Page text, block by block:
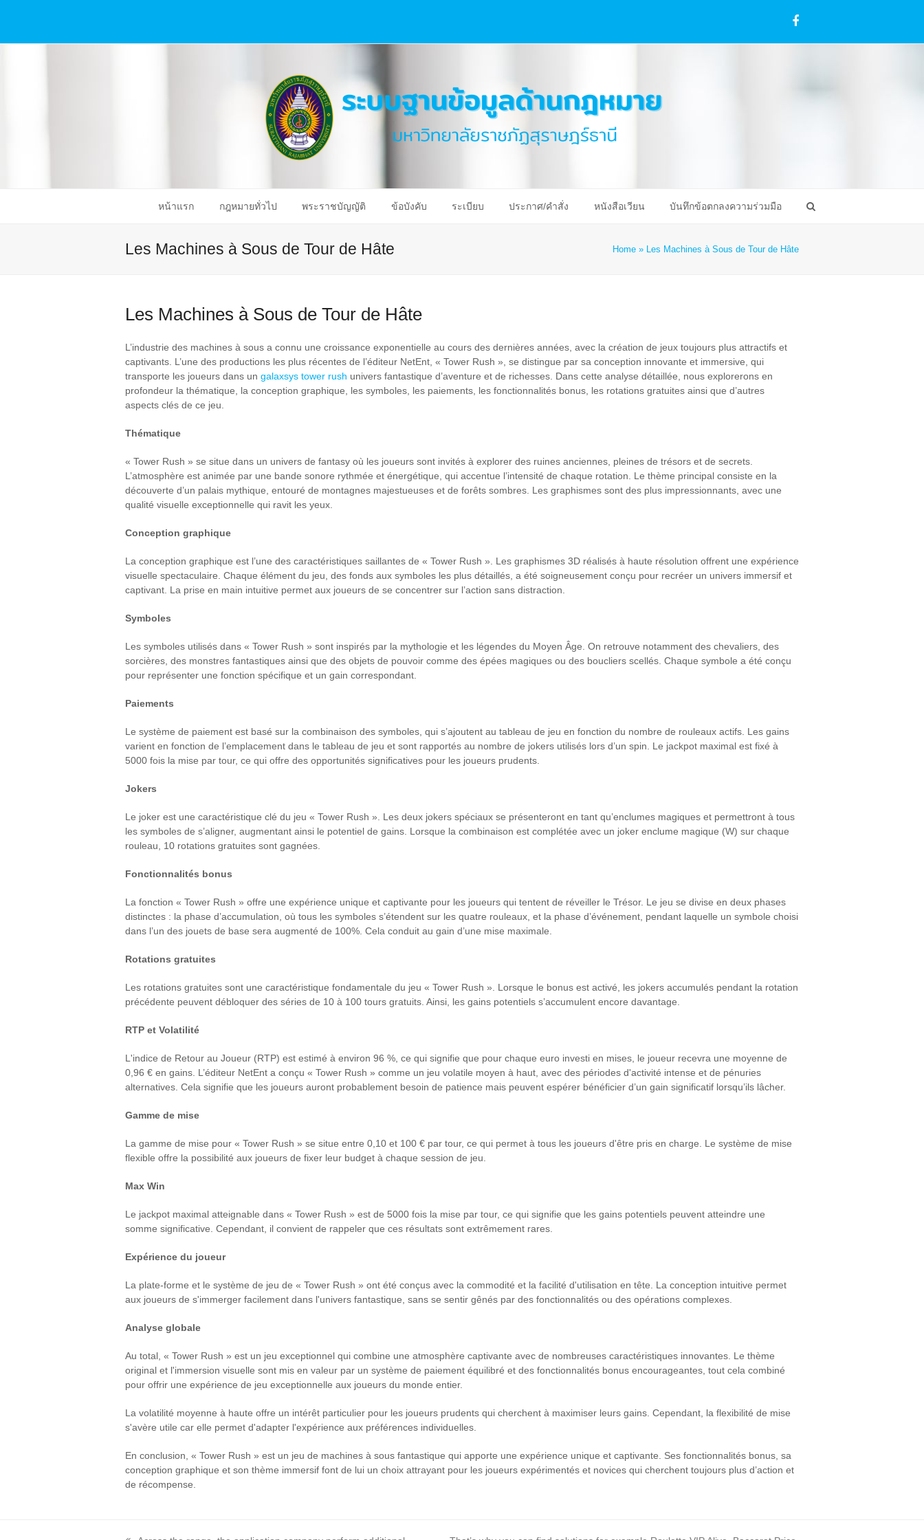
Facebook
หน้าแรก กฎหมายทั่วไป พระราชบัญญัติ ข้อบังคับ ระเบียบ ประกาศ/คำสั่ง หนังสือเวียน บันทึกข้อตกลงความร่วมมือ
Les Machines à Sous de Tour de Hâte Home » Les Machines à Sous de Tour de Hâte
Les Machines à Sous de Tour de Hâte
L’industrie des machines à sous a connu une croissance exponentielle au cours des dernières années, avec la création de jeux toujours plus attractifs et
captivants. L’une des productions les plus récentes de l’éditeur NetEnt, « Tower Rush », se distingue par sa conception innovante et immersive, qui
transporte les joueurs dans un galaxsys tower rush univers fantastique d’aventure et de richesses. Dans cette analyse détaillée, nous explorerons en
profondeur la thématique, la conception graphique, les symboles, les paiements, les fonctionnalités bonus, les rotations gratuites ainsi que d’autres
aspects clés de ce jeu.
Thématique
« Tower Rush » se situe dans un univers de fantasy où les joueurs sont invités à explorer des ruines anciennes, pleines de trésors et de secrets.
L’atmosphère est animée par une bande sonore rythmée et énergétique, qui accentue l’intensité de chaque rotation. Le thème principal consiste en la
découverte d’un palais mythique, entouré de montagnes majestueuses et de forêts sombres. Les graphismes sont des plus impressionnants, avec une
qualité visuelle exceptionnelle qui ravit les yeux.
Conception graphique
La conception graphique est l’une des caractéristiques saillantes de « Tower Rush ». Les graphismes 3D réalisés à haute résolution offrent une expérience
visuelle spectaculaire. Chaque élément du jeu, des fonds aux symboles les plus détaillés, a été soigneusement conçu pour recréer un univers immersif et
captivant. La prise en main intuitive permet aux joueurs de se concentrer sur l’action sans distraction.
Symboles
Les symboles utilisés dans « Tower Rush » sont inspirés par la mythologie et les légendes du Moyen Âge. On retrouve notamment des chevaliers, des
sorcières, des monstres fantastiques ainsi que des objets de pouvoir comme des épées magiques ou des boucliers scellés. Chaque symbole a été conçu
pour représenter une fonction spécifique et un gain correspondant.
Paiements
Le système de paiement est basé sur la combinaison des symboles, qui s’ajoutent au tableau de jeu en fonction du nombre de rouleaux actifs. Les gains
varient en fonction de l’emplacement dans le tableau de jeu et sont rapportés au nombre de jokers utilisés lors d’un spin. Le jackpot maximal est fixé à
5000 fois la mise par tour, ce qui offre des opportunités significatives pour les joueurs prudents.
Jokers
Le joker est une caractéristique clé du jeu « Tower Rush ». Les deux jokers spéciaux se présenteront en tant qu’enclumes magiques et permettront à tous
les symboles de s’aligner, augmentant ainsi le potentiel de gains. Lorsque la combinaison est complétée avec un joker enclume magique (W) sur chaque
rouleau, 10 rotations gratuites sont gagnées.
Fonctionnalités bonus
La fonction « Tower Rush » offre une expérience unique et captivante pour les joueurs qui tentent de réveiller le Trésor. Le jeu se divise en deux phases
distinctes : la phase d’accumulation, où tous les symboles s’étendent sur les quatre rouleaux, et la phase d’événement, pendant laquelle un symbole choisi
dans l’un des jouets de base sera augmenté de 100%. Cela conduit au gain d’une mise maximale.
Rotations gratuites
Les rotations gratuites sont une caractéristique fondamentale du jeu « Tower Rush ». Lorsque le bonus est activé, les jokers accumulés pendant la rotation
précédente peuvent débloquer des séries de 10 à 100 tours gratuits. Ainsi, les gains potentiels s’accumulent encore davantage.
RTP et Volatilité
L'indice de Retour au Joueur (RTP) est estimé à environ 96 %, ce qui signifie que pour chaque euro investi en mises, le joueur recevra une moyenne de
0,96 € en gains. L’éditeur NetEnt a conçu « Tower Rush » comme un jeu volatile moyen à haut, avec des périodes d'activité intense et de pénuries
alternatives. Cela signifie que les joueurs auront probablement besoin de patience mais peuvent espérer bénéficier d’un gain significatif lorsqu’ils lâcher.
Gamme de mise
La gamme de mise pour « Tower Rush » se situe entre 0,10 et 100 € par tour, ce qui permet à tous les joueurs d'être pris en charge. Le système de mise
flexible offre la possibilité aux joueurs de fixer leur budget à chaque session de jeu.
Max Win
Le jackpot maximal atteignable dans « Tower Rush » est de 5000 fois la mise par tour, ce qui signifie que les gains potentiels peuvent atteindre une
somme significative. Cependant, il convient de rappeler que ces résultats sont extrêmement rares.
Expérience du joueur
La plate-forme et le système de jeu de « Tower Rush » ont été conçus avec la commodité et la facilité d'utilisation en tête. La conception intuitive permet
aux joueurs de s'immerger facilement dans l'univers fantastique, sans se sentir gênés par des fonctionnalités ou des opérations complexes.
Analyse globale
Au total, « Tower Rush » est un jeu exceptionnel qui combine une atmosphère captivante avec de nombreuses caractéristiques innovantes. Le thème
original et l'immersion visuelle sont mis en valeur par un système de paiement équilibré et des fonctionnalités bonus encourageantes, tout cela combiné
pour offrir une expérience de jeu exceptionnelle aux joueurs du monde entier.
La volatilité moyenne à haute offre un intérêt particulier pour les joueurs prudents qui cherchent à maximiser leurs gains. Cependant, la flexibilité de mise
s'avère utile car elle permet d'adapter l'expérience aux préférences individuelles.
En conclusion, « Tower Rush » est un jeu de machines à sous fantastique qui apporte une expérience unique et captivante. Ses fonctionnalités bonus, sa
conception graphique et son thème immersif font de lui un choix attrayant pour les joueurs expérimentés et novices qui cherchent toujours plus d’action et
de récompense.